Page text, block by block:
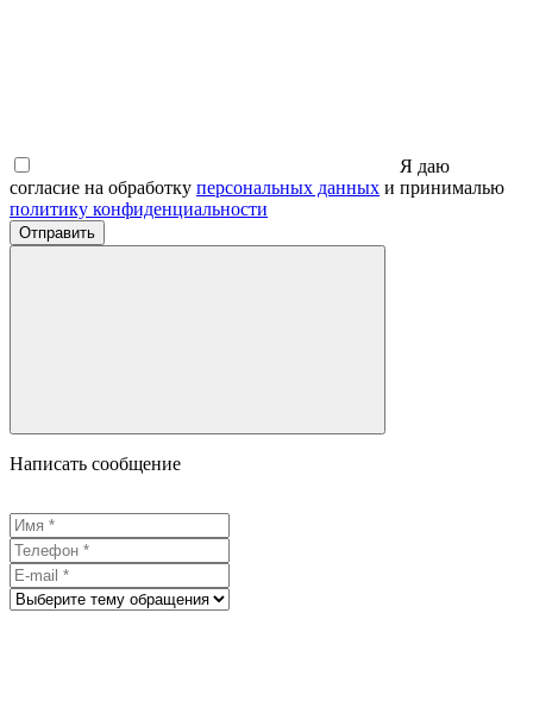
Я даю
согласие на обработку персональных данных и принималью
политику конфиденциальности
Отправить
Написать сообщение